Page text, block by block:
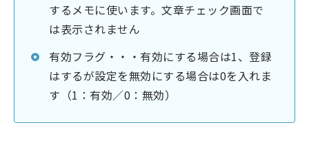
するメモに使います。文章チェック画面で
は表示されません
有効フラグ・・・有効にする場合は1、登録
はするが設定を無効にする場合は0を入れま
す（1：有効／0：無効）